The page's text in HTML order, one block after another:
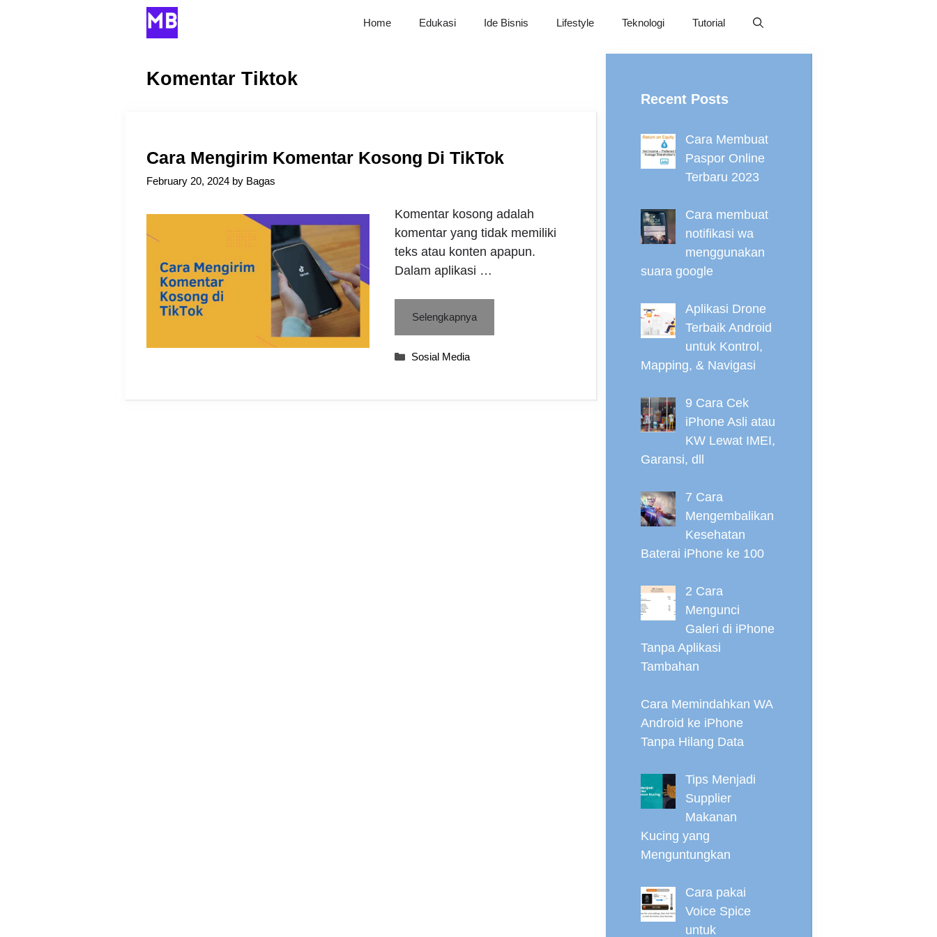
Home Edukasi Ide Bisnis Lifestyle Teknologi Tutorial
Komentar Tiktok
Cara Mengirim Komentar Kosong Di TikTok
February 20, 2024 by Bagas
Komentar kosong adalah
komentar yang tidak memiliki
teks atau konten apapun.
Dalam aplikasi …
Selengkapnya
Categories
Sosial Media
Recent Posts
Cara Membuat
Paspor Online
Terbaru 2023
Cara membuat
notifikasi wa
menggunakan
suara google
Aplikasi Drone
Terbaik Android
untuk Kontrol,
Mapping, & Navigasi
9 Cara Cek
iPhone Asli atau
KW Lewat IMEI,
Garansi, dll
7 Cara
Mengembalikan
Kesehatan
Baterai iPhone ke 100
2 Cara
Mengunci
Galeri di iPhone
Tanpa Aplikasi
Tambahan
Cara Memindahkan WA
Android ke iPhone
Tanpa Hilang Data
Tips Menjadi
Supplier
Makanan
Kucing yang
Menguntungkan
Cara pakai
Voice Spice
untuk